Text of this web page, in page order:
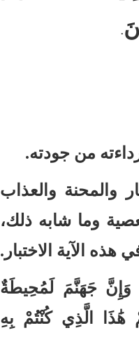
.
من جودته.
والمحنة والعذاب
وما شابه ذلك،
هذه الآية الاختبار .
وَإِنَّ جَهَنَّمَ لَمُحِيطَةٌ
هَٰذَا الَّذِي كُنْتُمْ بِهِ